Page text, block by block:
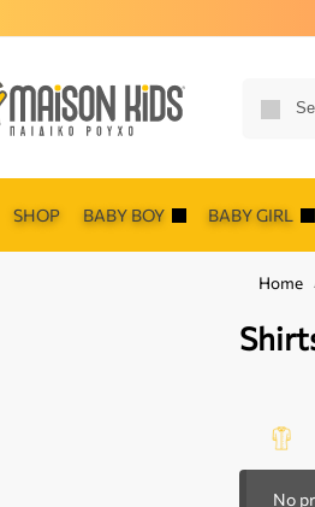
SHOP BABY BOY BABY GIRL
Home
No